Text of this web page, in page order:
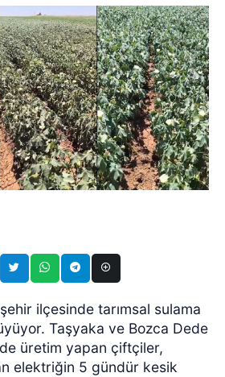
ilçesinde tarımsal sulama
Taşyaka ve Bozca Dede
üretim yapan çiftçiler,
elektriğin 5 gündür kesik